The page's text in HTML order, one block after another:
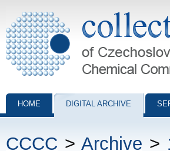
Collection of Czechoslovak Chemical
HOME DIGITAL ARCHIVE
CCCC > Archive >